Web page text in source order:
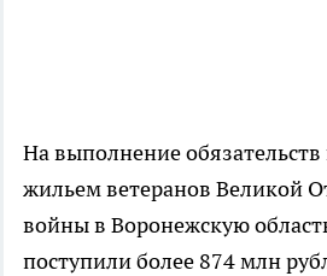
На выполнение
жильем ветеранов Великой
войны в Воронежскую
поступили более 874 млн